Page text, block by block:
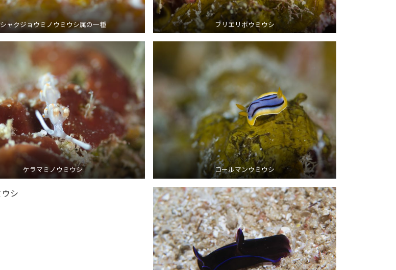
シャクジョウミノウミウシ属の一種 フリエリボウミウシ
ケラマミノウミウシ コールマンウミウシ